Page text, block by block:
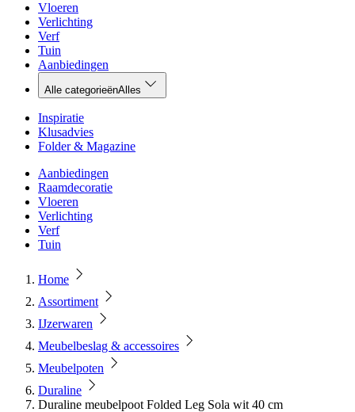
Vloeren
Verlichting
Verf
Tuin
Aanbiedingen
Alle categorieënAlles
Inspiratie
Klusadvies
Folder & Magazine
Aanbiedingen
Raamdecoratie
Vloeren
Verlichting
Verf
Tuin
Home
Assortiment
IJzerwaren
Meubelbeslag & accessoires
Meubelpoten
Duraline
Duraline meubelpoot Folded Leg Sola wit 40 cm